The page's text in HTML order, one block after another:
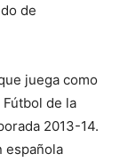
de
juega como
de la
2013-14.
española